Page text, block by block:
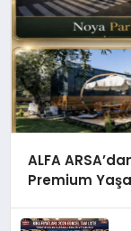
ALFA
Premium